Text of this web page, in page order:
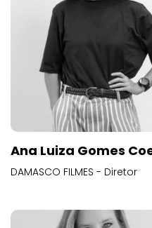
Ana Luiza Gomes
DAMASCO FILMES - Diretor